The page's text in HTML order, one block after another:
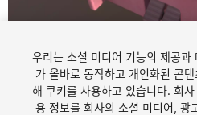
1/9
우리는 소셜 미디어 기능의 제공과
가 올바로 동작하고 개인화된 콘
해 쿠키를 사용하고 있습니다. 회
용 정보를 회사의 소셜 미디어, 광